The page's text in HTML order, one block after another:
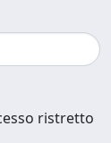
ristretto